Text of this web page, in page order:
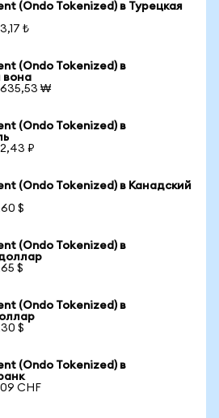
(Ondo Tokenized) в Турецкая
₺
(Ondo Tokenized) в
вона
635,53 ₩
(Ondo Tokenized) в
₽
(Ondo Tokenized) в Канадский
$
(Ondo Tokenized) в
$
(Ondo Tokenized) в
$
(Ondo Tokenized) в
CHF